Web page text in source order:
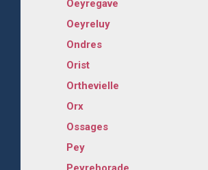
Oeyregave
Oeyreluy
Ondres
Orist
Orthevielle
Orx
Ossages
Pey